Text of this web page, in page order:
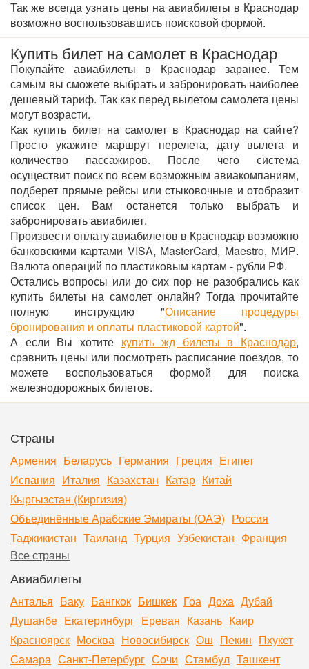
Так же всегда узнать цены на авиабилеты в Краснодар
возможно воспользовавшись поисковой формой.
Купить билет на самолет в Краснодар
Покупайте авиабилеты в Краснодар заранее. Тем
самым вы сможете выбрать и забронировать наиболее
дешевый тариф. Так как перед вылетом самолета цены
могут возрасти.
Как купить билет на самолет в Краснодар на сайте?
Просто укажите маршрут перелета, дату вылета и
количество пассажиров. После чего система
осуществит поиск по всем возможным авиакомпаниям,
подберет прямые рейсы или стыковочные и отобразит
список цен. Вам останется только выбрать и
забронировать авиабилет.
Произвести оплату авиабилетов в Краснодар возможно
банковскими картами VISA, MasterCard, Maestro, МИР.
Валюта операций по пластиковым картам - рубли РФ.
Остались вопросы или до сих пор не разобрались как
купить билеты на самолет онлайн? Тогда прочитайте
полную инструкцию "Описание процедуры
бронирования и оплаты пластиковой картой".
А если Вы хотите купить жд билеты в Краснодар,
сравнить цены или посмотреть расписание поездов, то
можете воспользоваться формой для поиска
железнодорожных билетов.
Страны
Армения Беларусь Германия Греция Египет
Испания Италия Казахстан Катар Китай
Кыргызстан (Киргизия)
Объединённые Арабские Эмираты (ОАЭ) Россия
Таджикистан Таиланд Турция Узбекистан Франция
Все страны
Авиабилеты
Анталья Баку Бангкок Бишкек Гоа Доха Дубай
Душанбе Екатеринбург Ереван Казань Каир
Красноярск Москва Новосибирск Ош Пекин Пхукет
Самара Санкт-Петербург Сочи Стамбул Ташкент